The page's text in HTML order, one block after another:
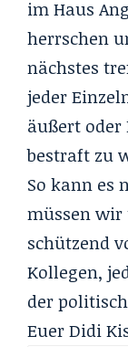
im Haus
herrschen
nächstes
jeder
äußert
bestraft zu
So kann es
müssen wir
schützend
Kollegen,
der
Euer Didi